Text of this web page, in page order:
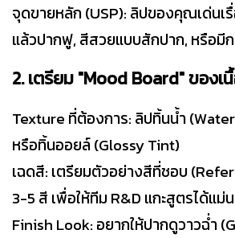
จุดขายหลัก (USP): ลิปของคุณเด่นเรื่
แล้วปากฟู, สีสวยแบบสักปาก, หรือมี
2. เตรียม "Mood Board" ของเ
Texture ที่ต้องการ: ลิปทิ้นน้ำ
หรือทิ้นออยล์ (Glossy Tint)
เฉดสี: เตรียมตัวอย่างสีที่ชอบ
3-5 สี เพื่อให้ทีม R&D แกะสูตรได้แม่
Finish Look: อยากให้ปากดูวาวฉ่ำ